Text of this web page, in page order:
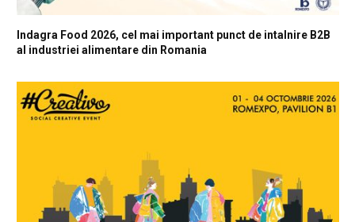
Indagra Food 2026, cel mai important punct de intalnire B2B
al industriei alimentare din Romania